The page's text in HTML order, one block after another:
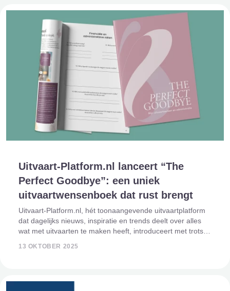
Uitvaart-Platform.nl lanceert “The
Perfect Goodbye”: een uniek
uitvaartwensenboek dat rust brengt
Uitvaart-Platform.nl, hét toonaangevende uitvaartplatform
dat dagelijks nieuws, inspiratie en trends deelt over alles
wat met uitvaarten te maken heeft, introduceert met trots
13 OKTOBER 2025